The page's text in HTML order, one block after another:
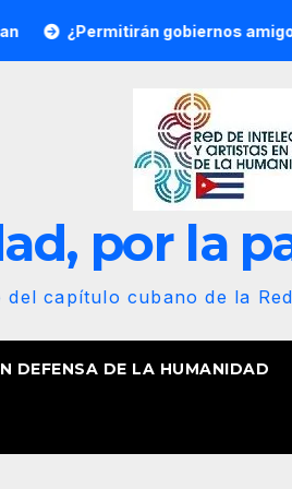
gobiernos amigos un
por la
del capítulo cubano de la
DEFENSA DE LA HUMANIDAD